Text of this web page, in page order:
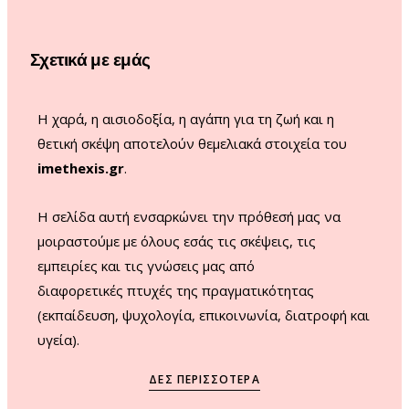
Σχετικά με εμάς
Η χαρά, η αισιοδοξία, η αγάπη για τη ζωή και η
θετική σκέψη αποτελούν θεμελιακά στοιχεία του
imethexis.gr.
H σελίδα αυτή ενσαρκώνει την πρόθεσή μας να
μοιραστούμε με όλους εσάς τις σκέψεις, τις
εμπειρίες και τις γνώσεις μας από
διαφορετικές πτυχές της πραγματικότητας
(εκπαίδευση, ψυχολογία, επικοινωνία, διατροφή και
υγεία).
ΔΕΣ ΠΕΡΙΣΣΌΤΕΡΑ